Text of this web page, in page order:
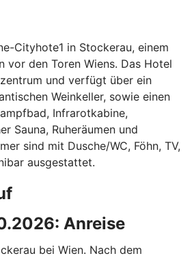
Cityhote1 in Stockerau, einem
vor den Toren Wiens. Das Hotel
und verfügt über ein
Weinkeller, sowie einen
Infrarotkabine,
Sauna, Ruheräumen und
sind mit Dusche/WC, Föhn, TV,
ausgestattet.
Anreise
bei Wien. Nach dem